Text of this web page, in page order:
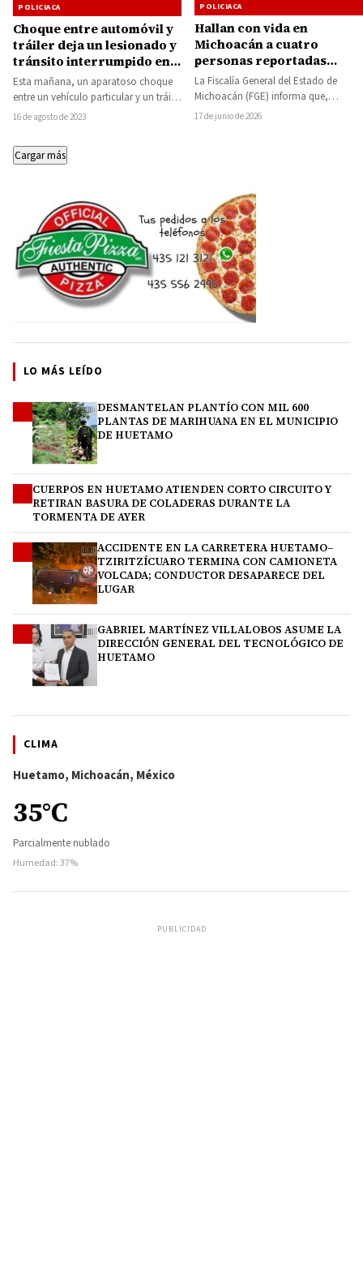
POLICIACA
Choque entre automóvil y
tráiler deja un lesionado y
tránsito interrumpido en
la Autopista Siglo XXI
Esta mañana, un aparatoso choque
entre un vehículo particular y un tráiler
doble semirremolque dejó al menos
16 de agosto de 2023
POLICIACA
Hallan con vida en
Michoacán a cuatro
personas reportadas
como desaparecidas en
Guerrero
La Fiscalía General del Estado de
Michoacán (FGE) informa que,
derivado de un intenso despliegue
17 de junio de 2026
Cargar más
LO MÁS LEÍDO
DESMANTELAN PLANTÍO CON MIL 600
PLANTAS DE MARIHUANA EN EL MUNICIPIO
DE HUETAMO
CUERPOS EN HUETAMO ATIENDEN CORTO CIRCUITO Y
RETIRAN BASURA DE COLADERAS DURANTE LA
TORMENTA DE AYER
ACCIDENTE EN LA CARRETERA HUETAMO–
TZIRITZÍCUARO TERMINA CON CAMIONETA
VOLCADA; CONDUCTOR DESAPARECE DEL
LUGAR
GABRIEL MARTÍNEZ VILLALOBOS ASUME LA
DIRECCIÓN GENERAL DEL TECNOLÓGICO DE
HUETAMO
CLIMA
Huetamo, Michoacán, México
35°C
Parcialmente nublado
Humedad: 37%
PUBLICIDAD